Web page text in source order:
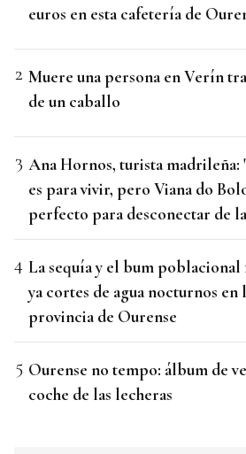
euros en esta cafetería de
Muere una persona en Verín
de un caballo
Ana Hornos, turista
es para vivir, pero Viana do
perfecto para desconectar de
La sequía y el bum poblacional
ya cortes de agua nocturnos en
provincia de Ourense
Ourense no tempo: álbum de
coche de las lecheras